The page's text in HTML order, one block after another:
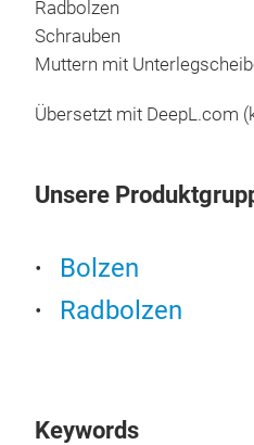
Radbolzen
Schrauben
Muttern mit
Übersetzt mit DeepL.com
Unsere
Bolzen
Radbolzen
Keywords